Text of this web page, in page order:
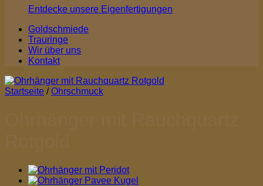
Entdecke unsere Eigenfertigungen
Goldschmiede
Trauringe
Wir über uns
Kontakt
Startseite / Ohrschmuck